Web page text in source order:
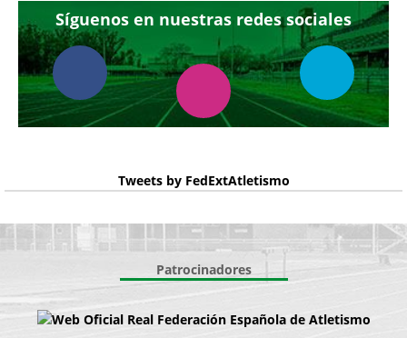
Síguenos en nuestras redes sociales
Tweets by FedExtAtletismo
Patrocinadores